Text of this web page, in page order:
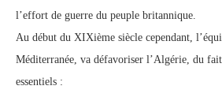
l’effort de guerre du peuple britannique.
Au début du XIXième siècle cependant,
Méditerranée, va défavoriser l’Algérie, du
essentiels :